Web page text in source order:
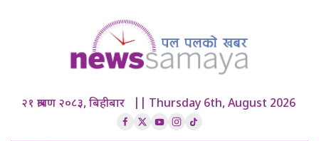
२१ श्रावण २०८३, बिहीबार || Thursday 6th, August 2026